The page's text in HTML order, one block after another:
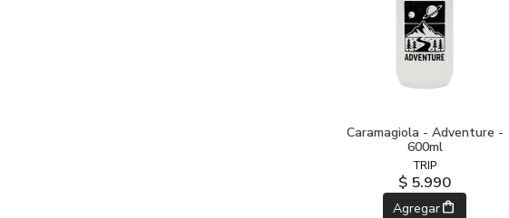
Caramagiola - Adventure -
600ml
TRIP
$ 5.990
Agregar